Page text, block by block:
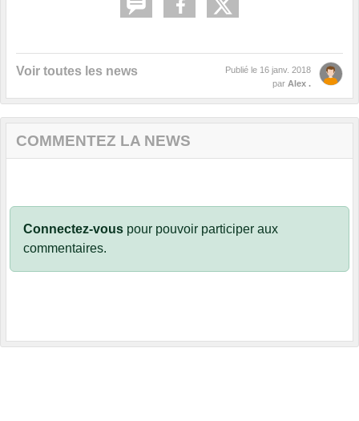
Voir toutes les news Publié le 16 janv. 2018
par Alex .
COMMENTEZ LA NEWS
Connectez-vous pour pouvoir participer aux
commentaires.